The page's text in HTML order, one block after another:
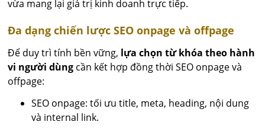
vừa mang lại giá trị kinh doanh trực tiếp.
Đa dạng chiến lược SEO onpage và offpage
Để duy trì tính bền vững, lựa chọn từ khóa theo hành
vi người dùng cần kết hợp đồng thời SEO onpage và
offpage:
SEO onpage: tối ưu title, meta, heading, nội dung
và internal link.